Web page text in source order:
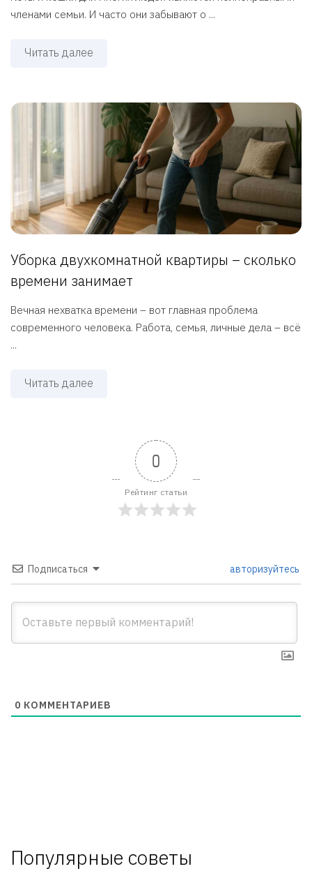
членами семьи. И часто они забывают о ...
Читать далее
Уборка двухкомнатной квартиры – сколько
времени занимает
Вечная нехватка времени – вот главная проблема
современного человека. Работа, семья, личные дела – всё
...
Читать далее
0
Рейтинг статьи
Подписаться авторизуйтесь
0 КОММЕНТАРИЕВ
Популярные советы